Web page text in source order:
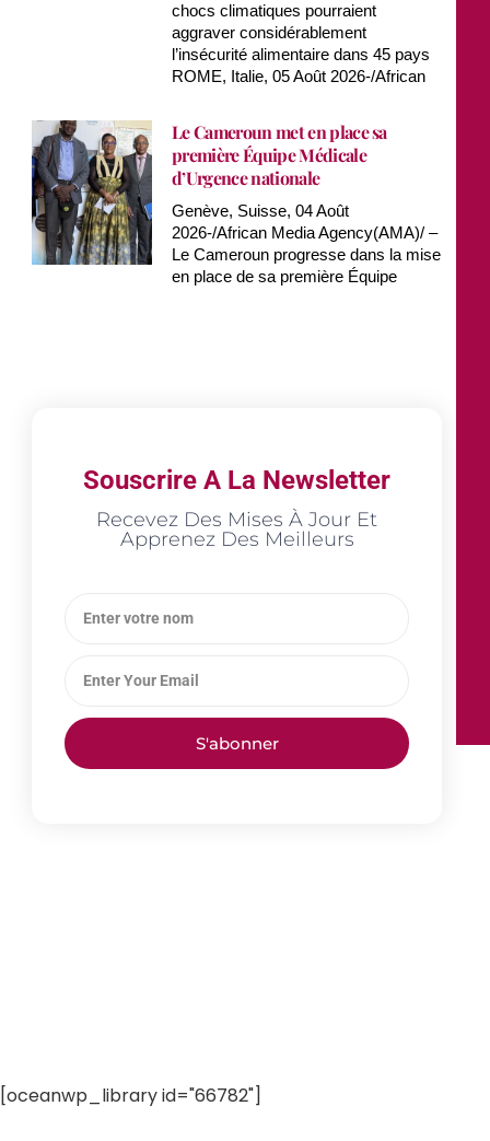
chocs climatiques pourraient
aggraver considérablement
l’insécurité alimentaire dans 45 pays
ROME, Italie, 05 Août 2026-/African
Le Cameroun met en place sa
première Équipe Médicale
d’Urgence nationale
Genève, Suisse, 04 Août
2026-/African Media Agency(AMA)/ –
Le Cameroun progresse dans la mise
en place de sa première Équipe
Souscrire A La Newsletter
Recevez Des Mises À Jour Et
Apprenez Des Meilleurs
S'abonner
[oceanwp_library id="66782"]